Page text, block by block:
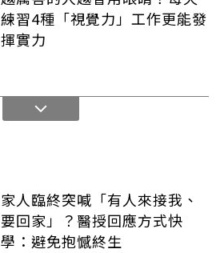
練習4種「視覺力」工作更能發
揮實力
家人臨終突喊「有人來接我、
要回家」？醫授回應方式快
學：避免抱憾終生